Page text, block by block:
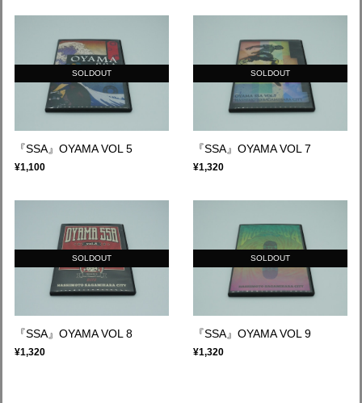
SOLDOUT
『SSA』OYAMA VOL 5
¥1,100
SOLDOUT
『SSA』OYAMA VOL 7
¥1,320
SOLDOUT
『SSA』OYAMA VOL 8
¥1,320
SOLDOUT
『SSA』OYAMA VOL 9
¥1,320